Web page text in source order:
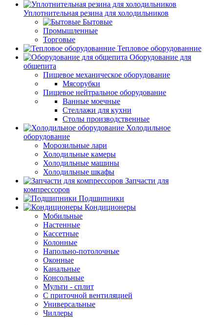
Уплотнительная резина для холодильников
Бытовые
Промышленные
Торговые
Тепловое оборудованние
Оборудование для
общепита
Пищевое механическое оборудование
Мясорубки
Пищевое нейтральное оборудование
Ванные моечные
Стеллажи для кухни
Столы производственные
Холодильное
оборудование
Морозильные лари
Холодильные камеры
Холодильные машины
Холодильные шкафы
Запчасти для
компрессоров
Подшипники
Кондиционеры
Мобильные
Настенные
Кассетные
Колонные
Напольно-потолочные
Оконные
Канальные
Консольные
Мульти - сплит
С приточной вентиляцией
Универсальные
Чиллеры